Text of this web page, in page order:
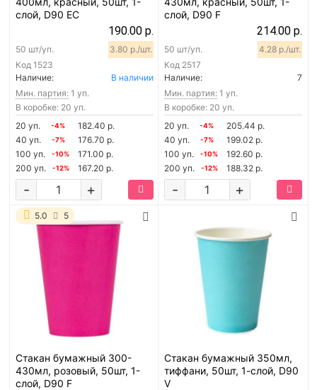
слой, D90 EC
190.00 р.
Код 1523
50 шт/уп. 3.80 р./шт.
Наличие:
В наличии
Мин. партия: 1 уп.
В коробке: 20 уп.
20 уп.
-4%
182.40 р.
40 уп.
-7%
176.70 р.
100 уп.
-10%
171.00 р.
200 уп.
-12% 167.20 р.
+
-
слой, D90 F
214.00 р.
Код 2517
50 шт/уп. 4.28 р./шт.
Наличие:
7
Мин. партия: 1 уп.
В коробке: 20 уп.
20 уп.
-4%
205.44 р.
40 уп.
-7%
199.02 р.
100 уп.
-10%
192.60 р.
200 уп.
-12% 188.32 р.
+
-
5.0 5
Стакан бумажный 300-
430мл, розовый, 50шт, 1-
слой, D90 F
Стакан бумажный 350мл,
тиффани, 50шт, 1-слой, D90
V